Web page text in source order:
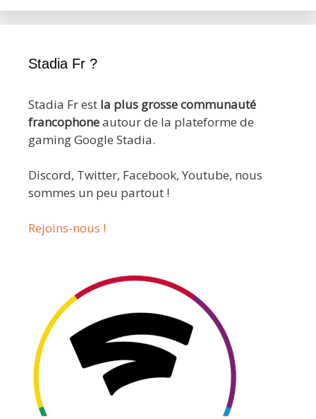
Stadia Fr ?
Stadia Fr est la plus grosse communauté
francophoneautour de la plateforme de
gaming Google Stadia.
Discord, Twitter, Facebook, Youtube, nous
sommes un peu partout !
Rejoins-nous !